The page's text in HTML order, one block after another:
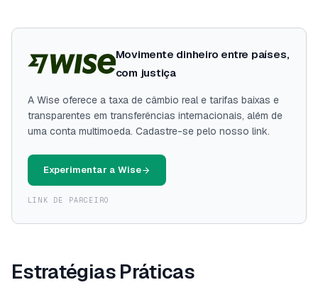
Movimente dinheiro entre países,
com justiça
A Wise oferece a taxa de câmbio real e tarifas baixas e
transparentes em transferências internacionais, além de
uma conta multimoeda. Cadastre-se pelo nosso link.
Experimentar a Wise
LINK DE PARCEIRO
Estratégias Práticas